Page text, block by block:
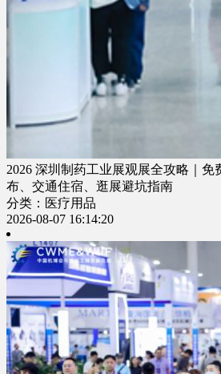
2026 深圳制药工业展观展全攻略｜免
布、交通住宿、逛展避坑指南
分类：医疗用品
2026-08-07 16:14:20